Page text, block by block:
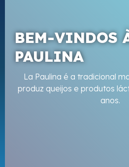
BEM-VINDOS
PAULINA
La Paulina é a tradicional
produz queijos e produtos
anos.